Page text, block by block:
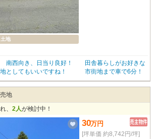
土地
西向き、日当り良好！ 田舎暮らしがお好きな
としてもいいですね！ 市街地まで車で6分！
地
、 2人が検討中！
30万円
[坪単価 約8,742円/坪]